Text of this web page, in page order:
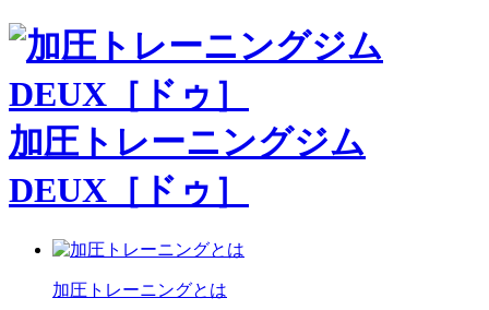
加圧トレーニングジム
DEUX［ドゥ］
加圧トレーニングとは